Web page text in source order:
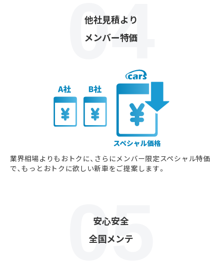
他社見積より
メンバー特価
業界相場よりもおトクに、さらにメンバー限定スペシャル特価
で、もっとおトクに欲しい新車をご提案します。
安心安全
全国メンテ